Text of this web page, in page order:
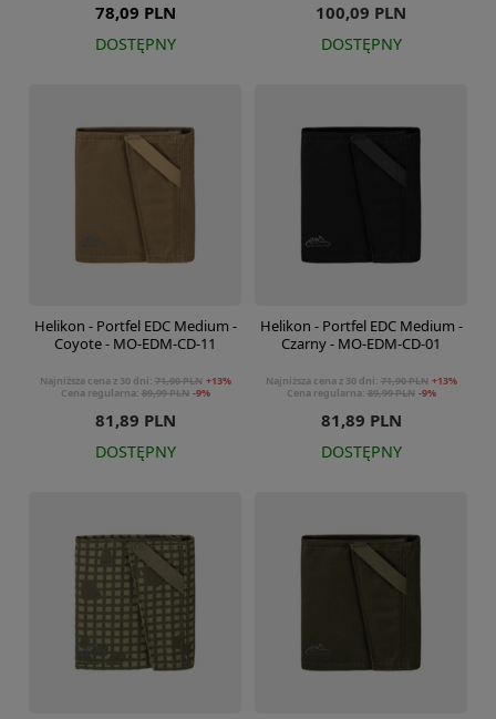
78,09 PLN
DOSTĘPNY
100,09 PLN
DOSTĘPNY
Helikon - Portfel EDC Medium -
Coyote - MO-EDM-CD-11
81,89 PLN
Najniższa cena z 30 dni: 71,90 PLN +13%
Cena regularna: 89,99 PLN -9%
DOSTĘPNY
Helikon - Portfel EDC Medium -
Czarny - MO-EDM-CD-01
81,89 PLN
Najniższa cena z 30 dni: 71,90 PLN +13%
Cena regularna: 89,99 PLN -9%
DOSTĘPNY